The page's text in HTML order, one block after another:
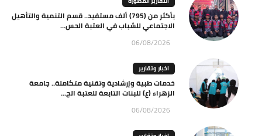
بأكثر من (795) ألف مستفيد.. قسم التنمية والتأهيل
الاجتماعي للشباب في العتبة الحس...
06/08/2026
اخبار وتقارير
خدمات طبية وإرشادية وتقنية متكاملة.. جامعة
الزهراء (ع) للبنات التابعة للعتبة الح...
06/08/2026